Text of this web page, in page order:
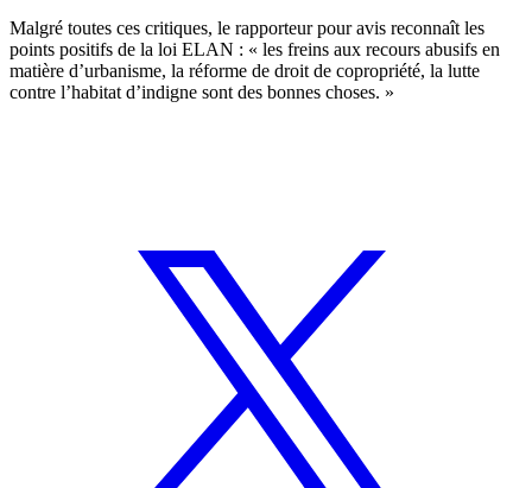
Malgré toutes ces critiques, le rapporteur pour avis reconnaît les
points positifs de la loi ELAN : « les freins aux recours abusifs en
matière d’urbanisme, la réforme de droit de copropriété, la lutte
contre l’habitat d’indigne sont des bonnes choses. »